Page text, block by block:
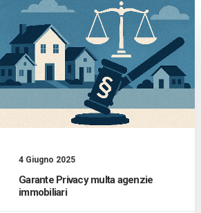
4 Giugno 2025
Garante Privacy multa agenzie
immobiliari